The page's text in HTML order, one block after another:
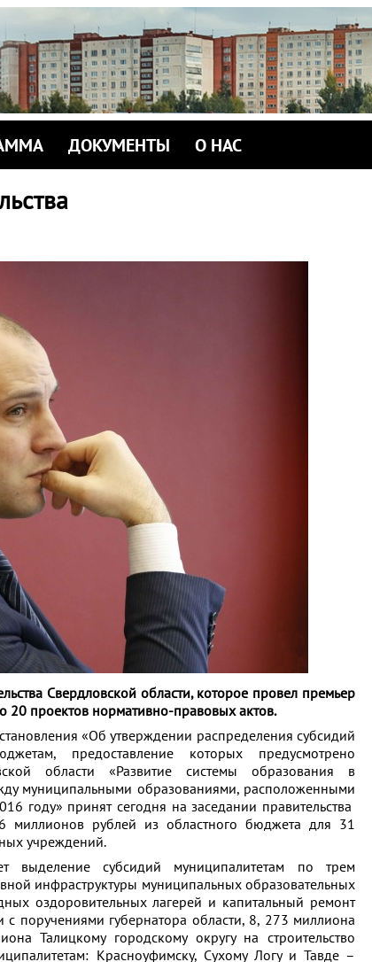
ДОКУМЕНТЫ О НАС
Свердловской области, которое провел премьер
20 проектов нормативно-правовых актов.
«Об утверждении распределения субсидий
предоставление которых предусмотрено
области «Развитие системы образования в
муниципальными образованиями, расположенными
году» принят сегодня на заседании правительства
миллионов рублей из областного бюджета для 31
учреждений.
выделение субсидий муниципалитетам по трем
инфраструктуры муниципальных образовательных
оздоровительных лагерей и капитальный ремонт
поручениями губернатора области, 8, 273 миллиона
Талицкому городскому округу на строительство
Красноуфимску, Сухому Логу и Тавде –